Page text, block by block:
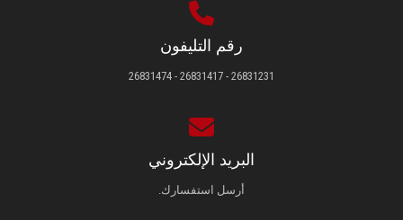
رقم التليفون
26831231 - 26831417 - 26831474
البريد الإلكتروني
أرسل استفسارك.